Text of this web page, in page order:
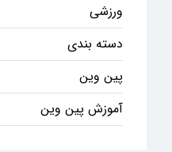
ورزشی
دسته بندی
پین وین
آموزش پین وین